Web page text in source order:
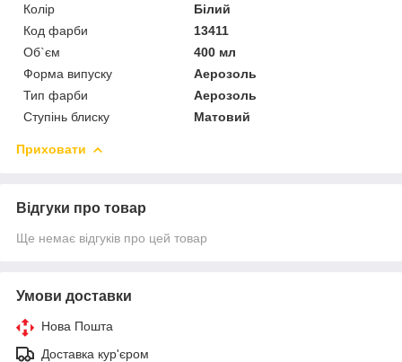
Колір
Білий
Код фарби
13411
Об`єм
400 мл
Форма випуску
Аерозоль
Тип фарби
Аерозоль
Ступінь блиску
Матовий
Приховати
Відгуки про товар
Ще немає відгуків про цей товар
Умови доставки
Нова Пошта
Доставка кур'єром